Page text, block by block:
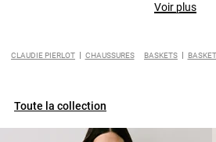
Voir plus
CLAUDIE PIERLOT CHAUSSURES BASKETS
Toute la collection